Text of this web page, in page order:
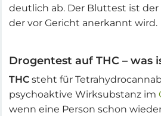
deutlich ab. Der Bluttest ist
der vor Gericht anerkannt wird.
Drogentest auf THC – was
THC steht für
psychoaktive Wirksubstanz im
wenn eine Person schon